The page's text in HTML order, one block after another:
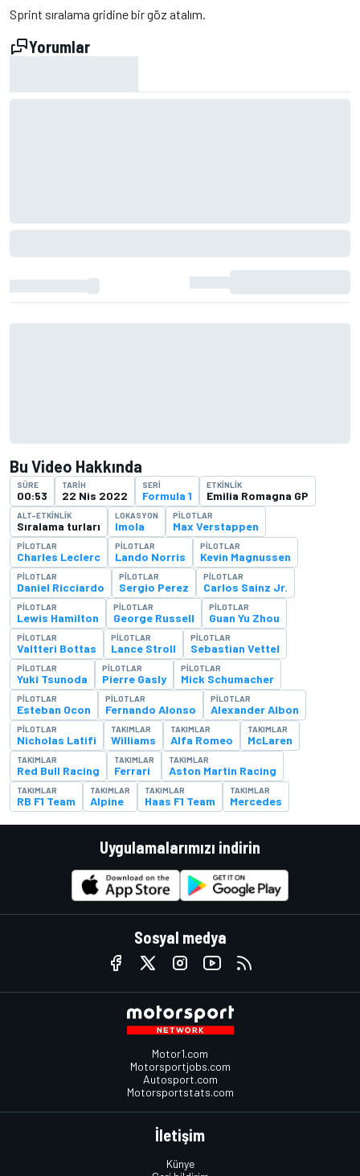
Sprint sıralama gridine bir göz atalım.
Yorumlar
Bu Video Hakkında
SÜRE
00:53
TARIH
22 Nis 2022
SERI
Formula 1
ETKINLIK
Emilia Romagna GP
ALT-ETKINLIK
Sıralama turları
LOKASYON
Imola
PILOTLAR
Max Verstappen
PILOTLAR
Charles Leclerc
PILOTLAR
Lando Norris
PILOTLAR
Kevin Magnussen
PILOTLAR
Daniel Ricciardo
PILOTLAR
Sergio Perez
PILOTLAR
Carlos Sainz Jr.
PILOTLAR
Lewis Hamilton
PILOTLAR
George Russell
PILOTLAR
Guan Yu Zhou
PILOTLAR
Valtteri Bottas
PILOTLAR
Lance Stroll
PILOTLAR
Sebastian Vettel
PILOTLAR
Yuki Tsunoda
PILOTLAR
Pierre Gasly
PILOTLAR
Mick Schumacher
PILOTLAR
Esteban Ocon
PILOTLAR
Fernando Alonso
PILOTLAR
Alexander Albon
PILOTLAR
Nicholas Latifi
TAKIMLAR
Williams
TAKIMLAR
Alfa Romeo
TAKIMLAR
McLaren
TAKIMLAR
Red Bull Racing
TAKIMLAR
Ferrari
TAKIMLAR
Aston Martin Racing
TAKIMLAR
RB F1 Team
TAKIMLAR
Alpine
TAKIMLAR
Haas F1 Team
TAKIMLAR
Mercedes
Uygulamalarımızı indirin
Sosyal medya
Motor1.com
Motorsportjobs.com
Autosport.com
Motorsportstats.com
İletişim
Künye